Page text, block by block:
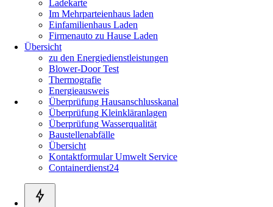
Ladekarte
Im Mehrparteienhaus laden
Einfamilienhaus Laden
Firmenauto zu Hause Laden
Übersicht
zu den Energiedienstleistungen
Blower-Door Test
Thermografie
Energieausweis
Überprüfung Hausanschlusskanal
Überprüfung Kleinkläranlagen
Überprüfung Wasserqualität
Baustellenabfälle
Übersicht
Kontaktformular Umwelt Service
Containerdienst24